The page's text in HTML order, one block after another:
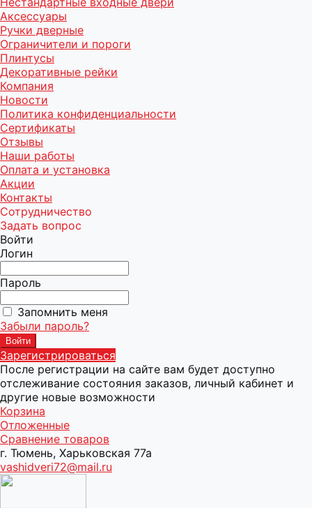
Аксессуары
Ручки дверные
Ограничители и пороги
Плинтусы
Декоративные рейки
Компания
Новости
Политика конфиденциальности
Сертификаты
Отзывы
Наши работы
Оплата и установка
Акции
Контакты
Сотрудничество
Задать вопрос
Войти
Логин
Пароль
Запомнить меня
Забыли пароль?
Зарегистрироваться
После регистрации на сайте вам будет доступно
отслеживание состояния заказов, личный кабинет и
другие новые возможности
Корзина
Отложенные
Сравнение товаров
г. Тюмень, Харьковская 77а
vashidveri72@mail.ru